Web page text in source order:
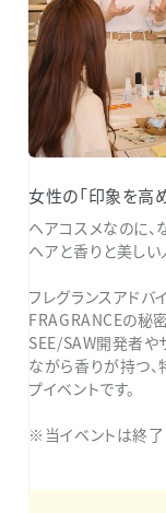
女性の「印象を高
ヘアコスメなのに、
ヘアと香りと美しい
フレグランスアドバ
FRAGRANCEの秘
SEE/SAW開発者や
ながら香りが持つ
プイベントです。
※当イベントは終了